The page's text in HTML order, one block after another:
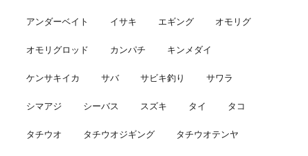
アンダーベイト イサキ エギング オモリグ
オモリグロッド カンパチ キンメダイ
ケンサキイカ サバ サビキ釣り サワラ
シマアジ シーバス スズキ タイ タコ
タチウオ タチウオジギング タチウオテンヤ